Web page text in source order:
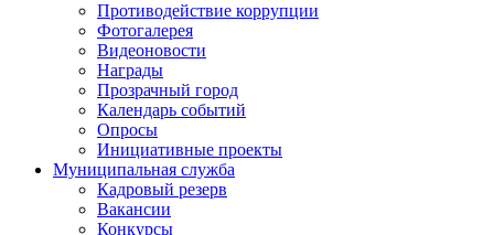
Противодействие коррупции
Фотогалерея
Видеоновости
Награды
Прозрачный город
Календарь событий
Опросы
Инициативные проекты
Муниципальная служба
Кадровый резерв
Вакансии
Конкурсы